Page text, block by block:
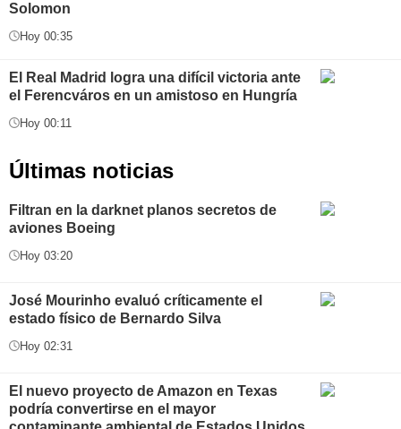
Solomon
Hoy 00:35
El Real Madrid logra una difícil victoria ante
el Ferencváros en un amistoso en Hungría
Hoy 00:11
Últimas noticias
Filtran en la darknet planos secretos de
aviones Boeing
Hoy 03:20
José Mourinho evaluó críticamente el
estado físico de Bernardo Silva
Hoy 02:31
El nuevo proyecto de Amazon en Texas
podría convertirse en el mayor